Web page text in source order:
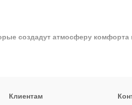
создадут атмосферу
Клиентам